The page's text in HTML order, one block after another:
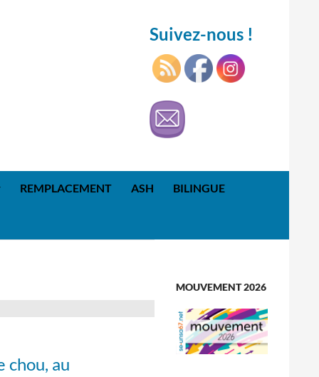
Suivez-nous !
REMPLACEMENT ASH BILINGUE
chou, au
MOUVEMENT 2026